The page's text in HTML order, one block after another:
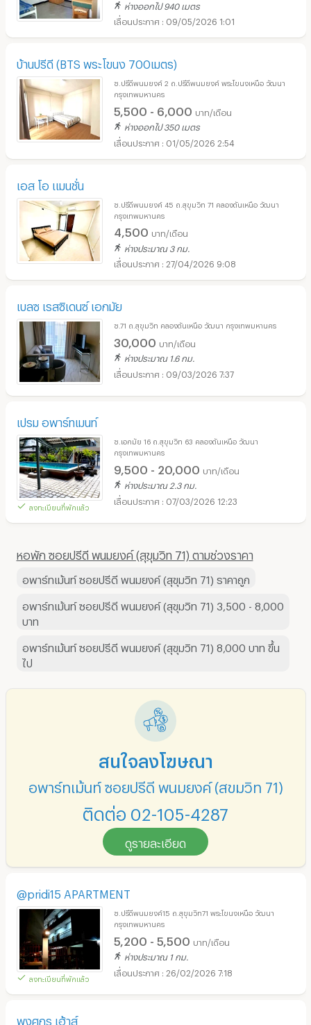
ห่างออกไป 940 เมตร
09/05/2026 1:01
บ้านปรีดี (BTS พระโขนง 700เมตร)
ซ.ปรีดีพนมยงค์ 2 ถ.ปรีดีพนมยงค์ พระโขนงเหนือ วัฒนา
กรุงเทพมหานคร
5,500 - 6,000 บาท/เดือน
ห่างออกไป 350 เมตร
01/05/2026 2:54
เอส โอ แมนชั่น
ซ.ปรีดีพนมยงค์ 45 ถ.สุขุมวิท 71 คลองตันเหนือ วัฒนา
กรุงเทพมหานคร
4,500 บาท/เดือน
ห่างประมาณ 3 กม.
27/04/2026 9:08
เบลซ เรสซิเดนซ์ เอกมัย
ซ.71 ถ.สุขุมวิท คลองตันเหนือ วัฒนา กรุงเทพมหานคร
30,000 บาท/เดือน
ห่างประมาณ 1.6 กม.
09/03/2026 7:37
เปรม อพาร์ทเมนท์
ลงทะเบียนที่พักแล้ว
ซ.เอกมัย 16 ถ.สุขุมวิท 63 คลองตันเหนือ วัฒนา
กรุงเทพมหานคร
9,500 - 20,000 บาท/เดือน
ห่างประมาณ 2.3 กม.
07/03/2026 12:23
หอพัก ซอยปรีดี พนมยงค์ (สุขุมวิท 71) ตามช่วงราคา
อพาร์ทเม้นท์ ซอยปรีดี พนมยงค์ (สุขุมวิท 71) ราคาถูก
อพาร์ทเม้นท์ ซอยปรีดี พนมยงค์ (สุขุมวิท 71) 3,500 - 8,000
บาท
อพาร์ทเม้นท์ ซอยปรีดี พนมยงค์ (สุขุมวิท 71) 8,000 บาท ขึ้น
ไป
สนใจลงโฆษณา
อพาร์ทเม้นท์ ซอยปรีดี พนมยงค์ (สุขุมวิท 71)
ติดต่อ 02-105-4287
ดูรายละเอียด
@pridi15 APARTMENT
ลงทะเบียนที่พักแล้ว
ซ.ปรีดีพนมยงค์15 ถ.สุขุมวิท71 พระโขนงเหนือ วัฒนา
กรุงเทพมหานคร
5,200 - 5,500 บาท/เดือน
ห่างประมาณ 1 กม.
26/02/2026 7:18
พงศกร เฮ้าส์